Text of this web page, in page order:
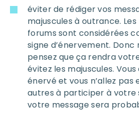
éviter de rédiger vos
majuscules à outrance.
forums sont considérées
signe d’énervement. Donc
pensez que ça rendra
évitez les majuscules.
énervé et vous n’allez pas
autres à participer à votre
votre message sera